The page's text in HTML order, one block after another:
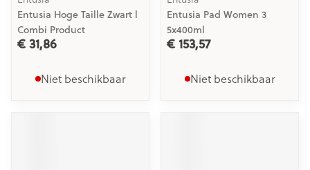
Entusia Hoge Taille Zwart l
Combi Product
€ 31,86
Niet beschikbaar
Entusia Pad Women 3
5x400ml
€ 153,57
Niet beschikbaar